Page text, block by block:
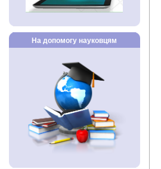
На допомогу науковцям